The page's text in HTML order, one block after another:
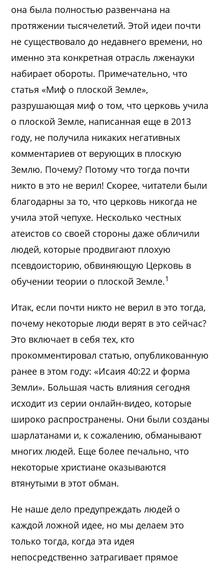
она была полностью развенчана на
протяжении тысячелетий. Этой идеи почти
не существовало до недавнего времени, но
именно эта конкретная отрасль лженауки
набирает обороты. Примечательно, что
статья «Миф о плоской Земле»,
разрушающая миф о том, что церковь учила
о плоской Земле, написанная еще в 2013
году, не получила никаких негативных
комментариев от верующих в плоскую
Землю. Почему? Потому что тогда почти
никто в это не верил! Скорее, читатели были
благодарны за то, что церковь никогда не
учила этой чепухе. Несколько честных
атеистов со своей стороны даже обличили
людей, которые продвигают плохую
псевдоисторию, обвиняющую Церковь в
обучении теории о плоской Земле.1
Итак, если почти никто не верил в это тогда,
почему некоторые люди верят в это сейчас?
Это включает в себя тех, кто
прокомментировал статью, опубликованную
ранее в этом году: «Исаия 40:22 и форма
Земли». Большая часть влияния сегодня
исходит из серии онлайн-видео, которые
широко распространены. Они были созданы
шарлатанами и, к сожалению, обманывают
многих людей. Еще более печально, что
некоторые христиане оказываются
втянутыми в этот обман.
Не наше дело предупреждать людей о
каждой ложной идее, но мы делаем это
только тогда, когда эта идея
непосредственно затрагивает прямое